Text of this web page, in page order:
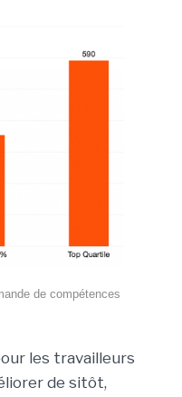
de compétences
les travailleurs
de sitôt,